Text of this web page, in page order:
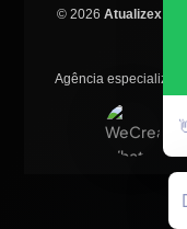
© 2026 Atualizex
Agência